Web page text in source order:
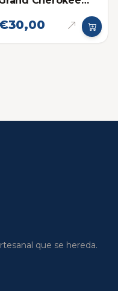
que se hereda.